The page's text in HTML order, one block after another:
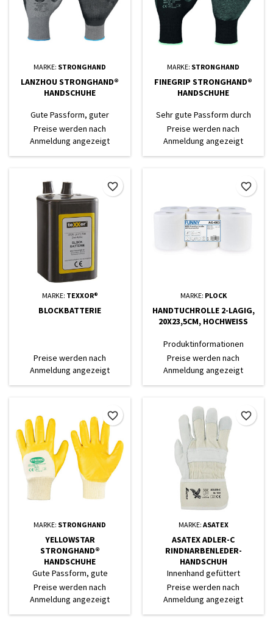
MARKE: STRONGHAND
LANZHOU STRONGHAND®
HANDSCHUHE
Gute Passform, guter
Tragekomfort, gutes
Tastempfinden, sehr gute
Beständigkeit gegen Öle und
Fette
Preise werden nach
Anmeldung angezeigt
MARKE: STRONGHAND
FINEGRIP STRONGHAND®
HANDSCHUHE
Sehr gute Passform durch
elastischen Träger
Preise werden nach
Anmeldung angezeigt
MARKE: TEXXOR®
BLOCKBATTERIE
Preise werden nach
Anmeldung angezeigt
favorite_border
MARKE: PLOCK
HANDTUCHROLLE 2-LAGIG,
20X23,5CM, HOCHWEISS
Produktinformationen
"Handtuchrolle MIDI 20 cm, 2-
lagig, Zellstoff weiß, Ø 19 cm,
6 Rollen" hervorragende
Saugfähigkeit angenehme
Spiralkern geeignet für
handelsübliche
Handtuchrollenspender
microgeprägt unbedenklich
im kurzzeitigen Kontakt mit
Lebensmitteln Artikelnr.: AG-
083 Materialqualität: Zellstoff...
Preise werden nach
Anmeldung angezeigt
favorite_border
MARKE: STRONGHAND
YELLOWSTAR
STRONGHAND®
HANDSCHUHE
Gute Passform, gute
Abriebwerte, gute
Beständigkeit gegen Öle und
Fette
Preise werden nach
Anmeldung angezeigt
favorite_border
MARKE: ASATEX
ASATEX ADLER-C
RINDNARBENLEDER-
HANDSCHUH
Innenhand gefüttert
naturfarben gummierte
Stulpe Doppelnähte
Handrücken aus weißem
Canvas
Preise werden nach
Anmeldung angezeigt
favorite_border